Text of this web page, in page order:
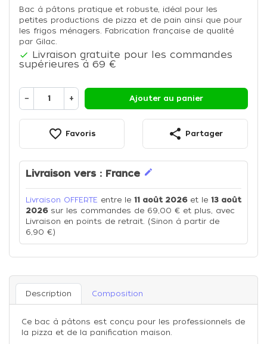
Bac à pâtons pratique et robuste, idéal pour les
petites productions de pizza et de pain ainsi que pour
les frigos ménagers. Fabrication française de qualité
par Gilac.
 Livraison gratuite pour les commandes
supérieures à 69 €
− + Ajouter au panier
favorite_border Favoris share Partager
Livraison vers : France edit
Livraison OFFERTE entre le 11 août 2026et le 13 août
2026sur les commandes de 69,00 € et plus, avec
Livraison en points de retrait. (Sinon à partir de
6,90 €)
Description Composition
Ce bac à pâtons est conçu pour les professionnels de
la pizza et de la panification maison.